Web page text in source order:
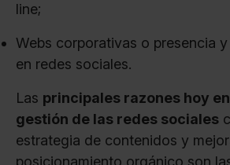
line;
Webs corporativas o presencia
en redes sociales.
Las principales razones hoy
gestión de las redes sociales
estrategia de contenidos y